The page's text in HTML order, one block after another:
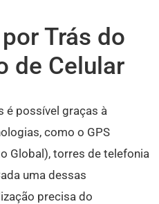
Trás do
de Celular
é possível graças à
como o GPS
Global), torres de telefonia
uma dessas
precisa do